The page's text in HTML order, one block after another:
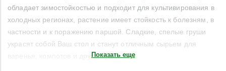
обладает зимостойкостью и подходит для культивирования в
холодных регионах, растение имеет стойкость к болезням, в
частности и к поражению паршой. Сладкие, спелые груши
украсят собой Ваш стол и станут отличным сырьем для
варенья, компотов и других лакомств.
Показать еще